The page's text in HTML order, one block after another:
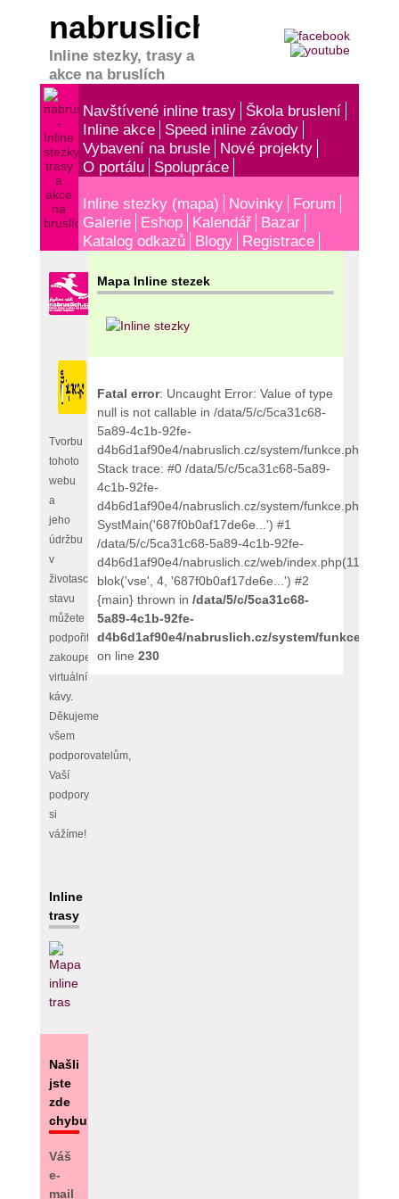
nabruslich.cz
Inline stezky, trasy a
akce na bruslích
Navštívené inline trasy
Škola bruslení
Inline akce
Speed inline závody
Vybavení na brusle
Nové projekty
O portálu
Spolupráce
Inline stezky (mapa) Novinky
Forum
Galerie
Eshop Kalendář
Bazar
Katalog odkazů
Blogy Registrace
Tvorbu
tohoto
webu
a
jeho
údržbu
v
životaschopném
stavu
můžete
podpořit
zakoupením
virtuální
kávy.
Děkujeme
všem
podporovatelům,
Vaší
podpory
si
vážíme!
Inline
trasy
Našli
jste
zde
chybu?
Váš
e-
mail
Mapa Inline stezek
Fatal error: Uncaught Error: Value of type
null is not callable in /data/5/c/5ca31c68-
5a89-4c1b-92fe-
d4b6d1af90e4/nabruslich.cz/system/funkce.php:230
Stack trace: #0 /data/5/c/5ca31c68-5a89-
4c1b-92fe-
d4b6d1af90e4/nabruslich.cz/system/funkce.php(135):
SystMain('687f0b0af17de6e...') #1
/data/5/c/5ca31c68-5a89-4c1b-92fe-
d4b6d1af90e4/nabruslich.cz/web/index.php(111):
blok('vse', 4, '687f0b0af17de6e...') #2
{main} thrown in /data/5/c/5ca31c68-
5a89-4c1b-92fe-
d4b6d1af90e4/nabruslich.cz/system/funkce.php
on line 230